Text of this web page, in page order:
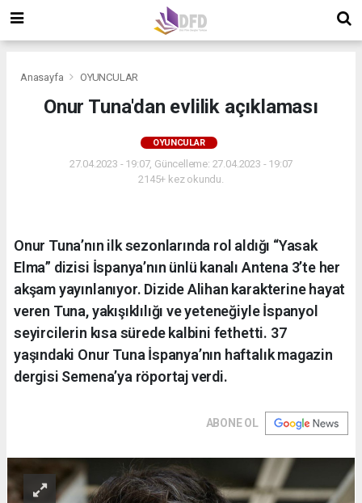
Anasayfa OYUNCULAR
Onur Tuna'dan evlilik açıklaması
OYUNCULAR
27.04.2023 - 19:07, Güncelleme: 27.04.2023 - 19:07
2145+ kez okundu.
Onur Tuna’nın ilk sezonlarında rol aldığı “Yasak
Elma” dizisi İspanya’nın ünlü kanalı Antena 3’te her
akşam yayınlanıyor. Dizide Alihan karakterine hayat
veren Tuna, yakışıklılığı ve yeteneğiyle İspanyol
seyircilerin kısa sürede kalbini fethetti. 37
yaşındaki Onur Tuna İspanya’nın haftalık magazin
dergisi Semena’ya röportaj verdi.
ABONE OL